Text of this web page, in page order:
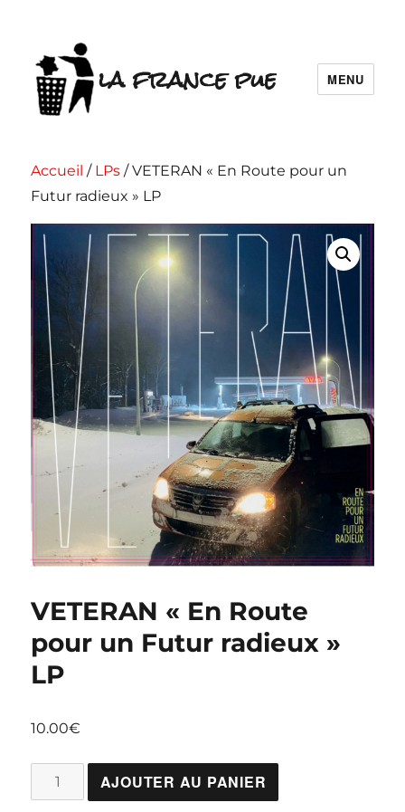
la france pue MENU
Accueil / LPs / VETERAN « En Route pour un
Futur radieux » LP
VETERAN « En Route
pour un Futur radieux »
LP
10.00€
quantité
de
AJOUTER AU PANIER